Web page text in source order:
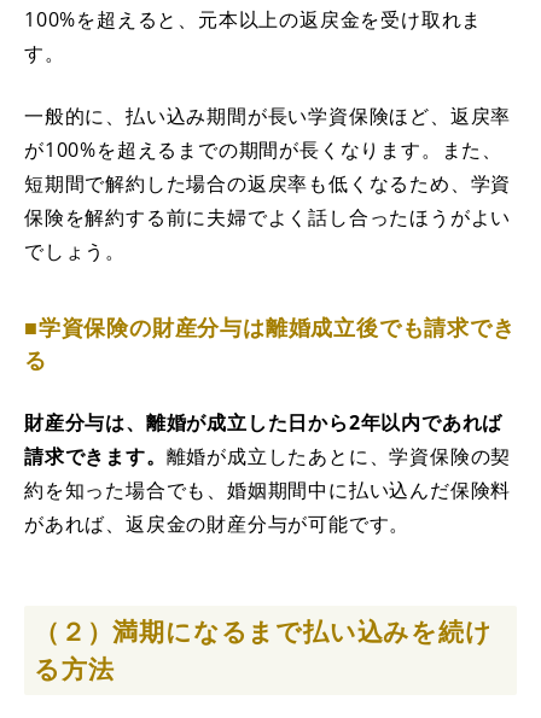
100%を超えると、元本以上の返戻金を受け取れま
す。
一般的に、払い込み期間が長い学資保険ほど、返戻率
が100%を超えるまでの期間が長くなります。また、
短期間で解約した場合の返戻率も低くなるため、学資
保険を解約する前に夫婦でよく話し合ったほうがよい
でしょう。
■学資保険の財産分与は離婚成立後でも請求でき
る
財産分与は、離婚が成立した日から2年以内であれば
請求できます。 離婚が成立したあとに、学資保険の契
約を知った場合でも、婚姻期間中に払い込んだ保険料
があれば、返戻金の財産分与が可能です。
（２）満期になるまで払い込みを続け
る方法